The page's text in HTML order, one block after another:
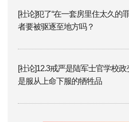
[社论]犯了“在一套房里住太久的
者要被驱逐至地方吗？
[社论]12.3戒严是陆军士官学校
是服从上命下服的牺牲品